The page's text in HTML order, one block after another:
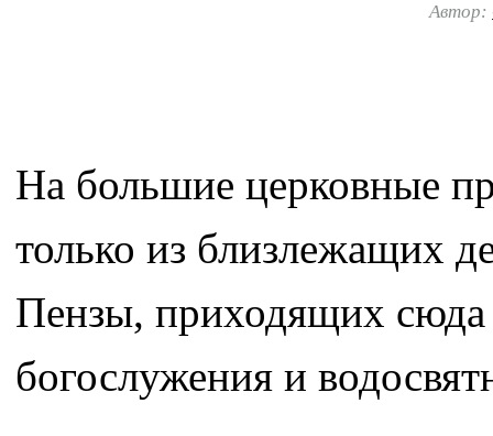
Автор:
На большие церковные
только из близлежащих
Пензы, приходящих сюда
богослужения и